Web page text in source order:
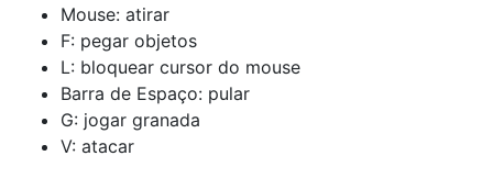
Mouse: atirar
F: pegar objetos
L: bloquear cursor do mouse
Barra de Espaço: pular
G: jogar granada
V: atacar